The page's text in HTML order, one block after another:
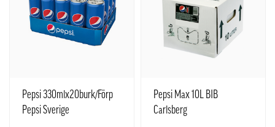
Pepsi 330mlx20burk/Förp
Pepsi Sverige
Pepsi Max 10L BIB
Carlsberg